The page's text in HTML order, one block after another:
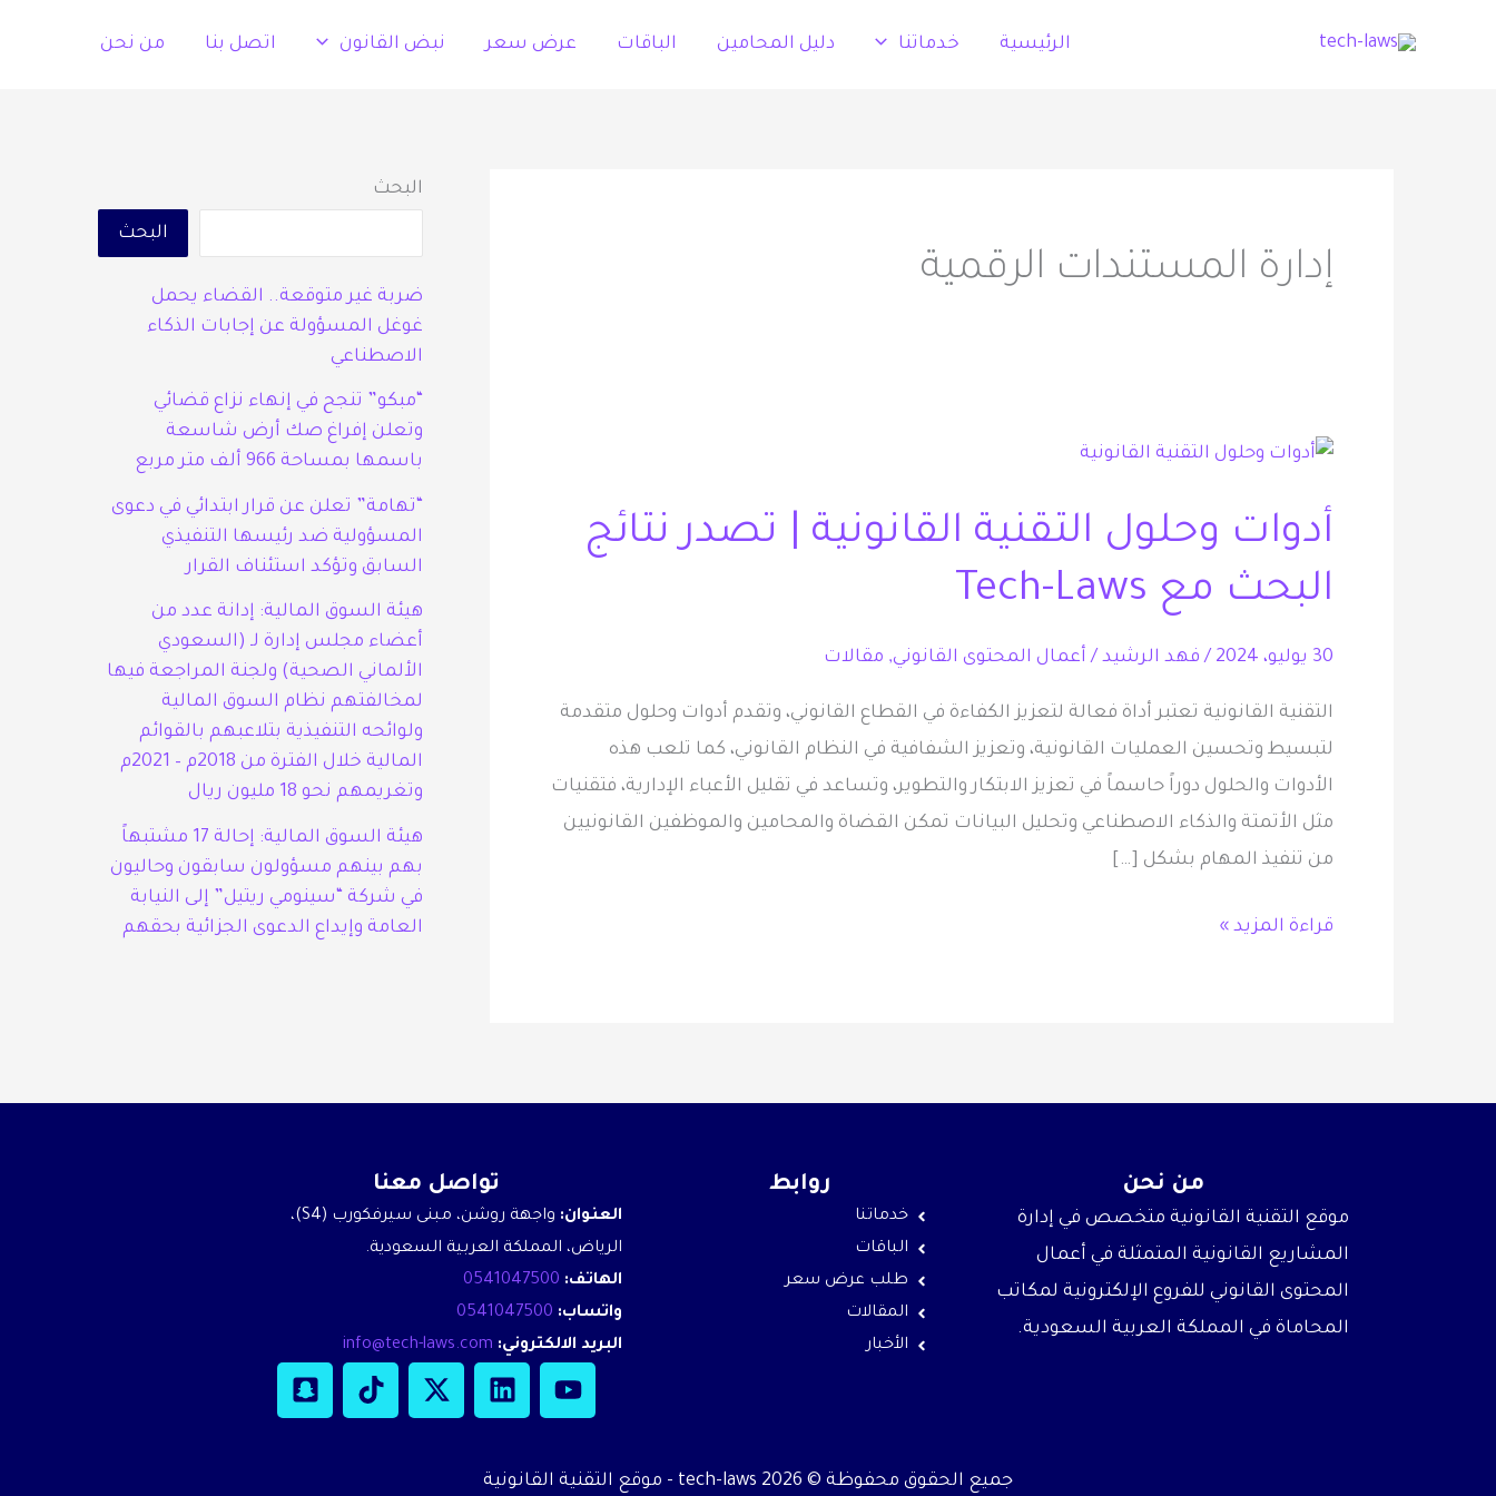
الرئيسية خدماتنا دليل المحامين الباقات عرض سعر نبض القانون اتصل بنا من نحن
إدارة المستندات الرقمية
أدوات وحلول التقنية القانونية | تصدر نتائج
البحث مع Tech-Laws
30 يوليو، 2024 / فهد الرشيد / أعمال المحتوى القانوني, مقالات
التقنية القانونية تعتبر أداة فعالة لتعزيز الكفاءة في القطاع القانوني، وتقدم أدوات وحلول متقدمة
لتبسيط وتحسين العمليات القانونية، وتعزيز الشفافية في النظام القانوني، كما تلعب هذه
الأدوات والحلول دوراً حاسماً في تعزيز الابتكار والتطوير، وتساعد في تقليل الأعباء الإدارية، فتقنيات
مثل الأتمتة والذكاء الاصطناعي وتحليل البيانات تمكن القضاة والمحامين والموظفين القانونيين
من تنفيذ المهام بشكل […]
أدوات
التقنية
|
البحث
مع
Tech-
Laws
قراءة المزيد »
البحث
البحث
ضربة غير متوقعة.. القضاء يحمل
غوغل المسؤولة عن إجابات الذكاء
الاصطناعي
“مبكو” تنجح في إنهاء نزاع قضائي
وتعلن إفراغ صك أرض شاسعة
باسمها بمساحة 966 ألف متر مربع
“تهامة” تعلن عن قرار ابتدائي في دعوى
المسؤولية ضد رئيسها التنفيذي
السابق وتؤكد استئناف القرار
هيئة السوق المالية: إدانة عدد من
أعضاء مجلس إدارة لـ (السعودي
الألماني الصحية) ولجنة المراجعة فيها
لمخالفتهم نظام السوق المالية
ولوائحه التنفيذية بتلاعبهم بالقوائم
المالية خلال الفترة من 2018م – 2021م
وتغريمهم نحو 18 مليون ريال
هيئة السوق المالية: إحالة 17 مشتبهاً
بهم بينهم مسؤولون سابقون وحاليون
في شركة “سينومي ريتيل” إلى النيابة
العامة وإيداع الدعوى الجزائية بحقهم
من نحن
موقع التقنية القانونية متخصص في إدارة
المشاريع القانونية المتمثلة في أعمال
المحتوى القانوني للفروع الإلكترونية لمكاتب
المحاماة في المملكة العربية السعودية.
روابط
خدماتنا
الباقات
طلب عرض سعر
المقالات
الأخبار
تواصل معنا
العنوان:
واجهة روشن، مبنى سيرفكورب (S4)،
الرياض، المملكة العربية السعودية.
الهاتف: 0541047500
واتساب: 0541047500
البريد الالكتروني: info@tech-laws.com
Y
o
u
L
i
e
X
-
T
i
S
n
جميع الحقوق محفوظة © 2026 tech-laws - موقع التقنية القانونية